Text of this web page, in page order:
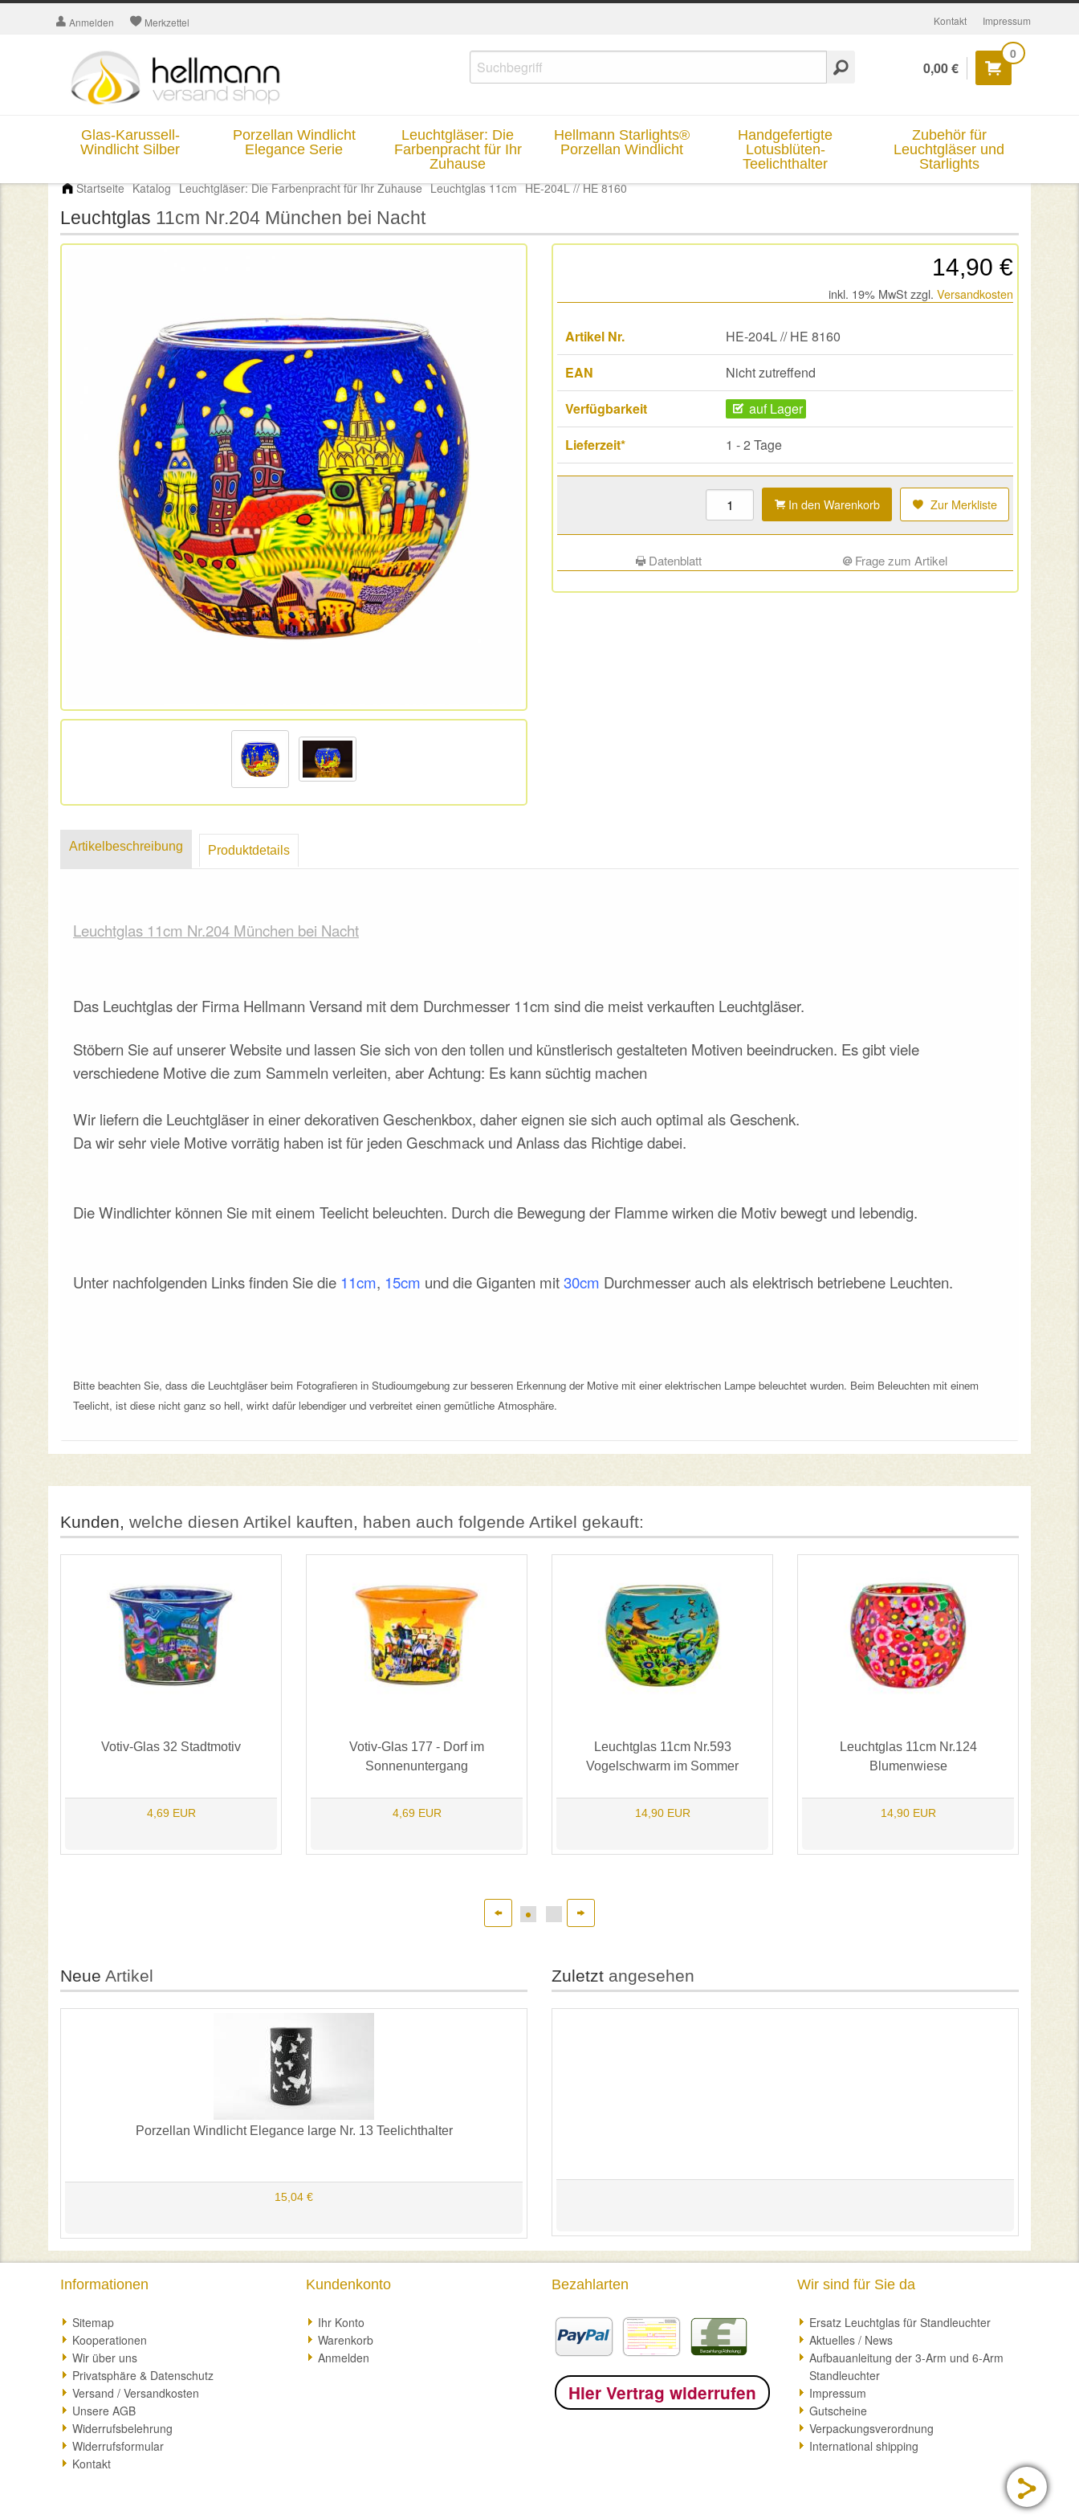
Anmelden Merkzettel Kontakt Impressum
0
0,00 €
Glas-Karussell-
Windlicht Silber
Porzellan Windlicht
Elegance Serie
Leuchtgläser: Die
Farbenpracht für Ihr
Zuhause
Hellmann Starlights®
Porzellan Windlicht
Handgefertigte
Lotusblüten-
Teelichthalter
Zubehör für
Leuchtgläser und
Starlights
Startseite Katalog Leuchtgläser: Die Farbenpracht für Ihr Zuhause Leuchtglas 11cm HE-204L // HE 8160
Leuchtglas 11cm Nr.204 München bei Nacht
14,90 €
inkl. 19% MwSt zzgl. Versandkosten
Artikel Nr.
HE-204L // HE 8160
EAN
Nicht zutreffend
Verfügbarkeit
auf Lager
Lieferzeit*
1 - 2 Tage
Zur Merkliste
In den Warenkorb
Datenblatt Frage zum Artikel
Artikelbeschreibung Produktdetails
Leuchtglas 11cm Nr.204 München bei Nacht
Das Leuchtglas der Firma Hellmann Versand mit dem Durchmesser 11cm sind die meist verkauften Leuchtgläser.
Stöbern Sie auf unserer Website und lassen Sie sich von den tollen und künstlerisch gestalteten Motiven beeindrucken. Es gibt viele
verschiedene Motive die zum Sammeln verleiten, aber Achtung: Es kann süchtig machen
Wir liefern die Leuchtgläser in einer dekorativen Geschenkbox, daher eignen sie sich auch optimal als Geschenk.
Da wir sehr viele Motive vorrätig haben ist für jeden Geschmack und Anlass das Richtige dabei.
Die Windlichter können Sie mit einem Teelicht beleuchten. Durch die Bewegung der Flamme wirken die Motiv bewegt und lebendig.
Unter nachfolgenden Links finden Sie die 11cm, 15cm und die Giganten mit30cm Durchmesser auch als elektrisch betriebene Leuchten.
Bitte beachten Sie, dass die Leuchtgläser beim Fotografieren in Studioumgebung zur besseren Erkennung der Motive mit einer elektrischen Lampe beleuchtet wurden. Beim Beleuchten mit einem
Teelicht, ist diese nicht ganz so hell, wirkt dafür lebendiger und verbreitet einen gemütliche Atmosphäre.
Kunden, welche diesen Artikel kauften, haben auch folgende Artikel gekauft:
Votiv-Glas 32 Stadtmotiv
4,69 EUR
Votiv-Glas 177 - Dorf im
Sonnenuntergang
4,69 EUR
Leuchtglas 11cm Nr.593
Vogelschwarm im Sommer
14,90 EUR
Leuchtglas 11cm Nr.124
Blumenwiese
14,90 EUR
Neue Artikel
Porzellan Windlicht Elegance large Nr. 13 Teelichthalter
15,04 €
Zuletzt angesehen
Informationen
Sitemap
Kooperationen
Wir über uns
Privatsphäre & Datenschutz
Versand / Versandkosten
Unsere AGB
Widerrufsbelehrung
Widerrufsformular
Kontakt
Kundenkonto
Ihr Konto
Warenkorb
Anmelden
Bezahlarten
Hier Vertrag widerrufen
Wir sind für Sie da
Ersatz Leuchtglas für Standleuchter
Aktuelles / News
Aufbauanleitung der 3-Arm und 6-Arm
Standleuchter
Impressum
Gutscheine
Verpackungsverordnung
International shipping